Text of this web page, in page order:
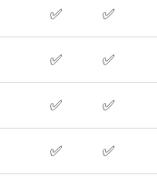
✅ ✅
✅ ✅
✅ ✅
✅ ✅